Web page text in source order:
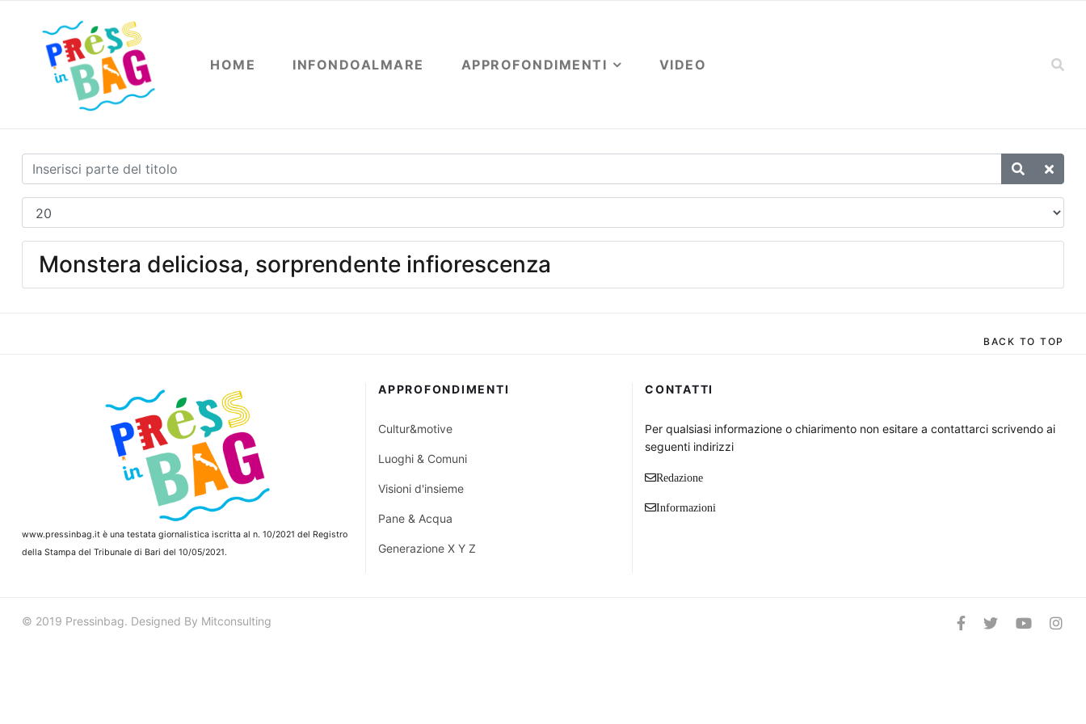
HOME INFONDOALMARE APPROFONDIMENTI VIDEO
Monstera deliciosa, sorprendente infiorescenza
BACK TO TOP
www.pressinbag.it è una testata giornalistica iscritta al n. 10/2021 del Registro
della Stampa del Tribunale di Bari del 10/05/2021.
APPROFONDIMENTI
Cultur&motive
Luoghi & Comuni
Visioni d'insieme
Pane & Acqua
Generazione X Y Z
CONTATTI
Per qualsiasi informazione o chiarimento non esitare a contattarci scrivendo ai
seguenti indirizzi
Redazione
Informazioni
© 2019 Pressinbag. Designed By Mitconsulting